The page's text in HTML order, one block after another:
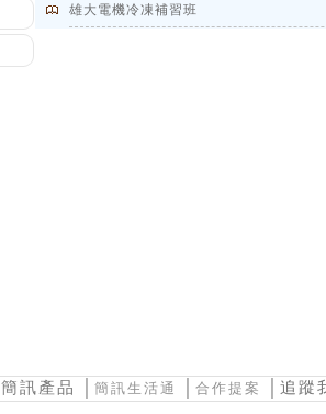
雄大電機冷凍補習班
簡訊產品 簡訊生活通 合作提案 │追蹤